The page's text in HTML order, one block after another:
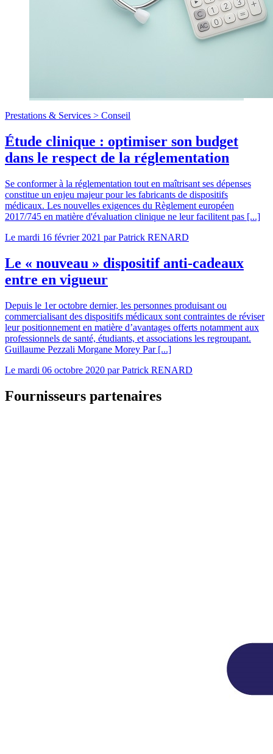
Prestations & Services > Conseil
Étude clinique : optimiser son budget
dans le respect de la réglementation
Se conformer à la réglementation tout en maîtrisant ses dépenses
constitue un enjeu majeur pour les fabricants de dispositifs
médicaux. Les nouvelles exigences du Règlement européen
2017/745 en matière d'évaluation clinique ne leur facilitent pas [...]
Le mardi 16 février 2021 parPatrick RENARD
Le « nouveau » dispositif anti-cadeaux
entre en vigueur
Depuis le 1er octobre dernier, les personnes produisant ou
commercialisant des dispositifs médicaux sont contraintes de réviser
leur positionnement en matière d’avantages offerts notamment aux
professionnels de santé, étudiants, et associations les regroupant.
Guillaume Pezzali Morgane Morey Par [...]
Le mardi 06 octobre 2020 parPatrick RENARD
Fournisseurs partenaires